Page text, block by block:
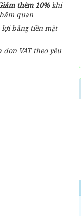
Resort and Spa
km
thêm 10%khi
quan
bằng tiền mặt
đơn VAT theo yêu